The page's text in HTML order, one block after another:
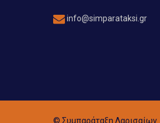
info@simparataksi.gr
© Συμπαράταξη Λαρισαίων